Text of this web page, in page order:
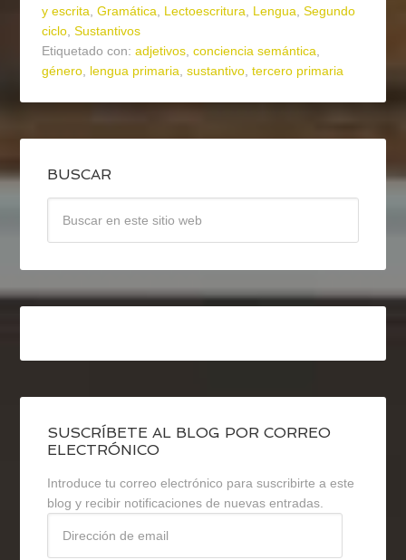
y escrita,Gramática, Lectoescritura, Lengua,Segundo
ciclo,Sustantivos
Etiquetado con:adjetivos,conciencia semántica,
género, lengua primaria,sustantivo,tercero primaria
BUSCAR
SUSCRÍBETE AL BLOG POR CORREO
ELECTRÓNICO
Introduce tu correo electrónico para suscribirte a este
blog y recibir notificaciones de nuevas entradas.